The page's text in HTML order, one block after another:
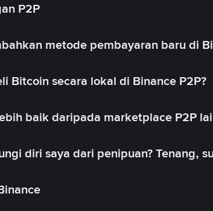
P2P
metode pembayaran baru di
Bitcoin secara lokal di Binance P2P?
baik daripada marketplace P2P
diri saya dari penipuan? Tenang,